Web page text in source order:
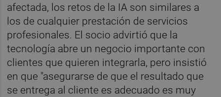
afectada, los retos de la IA son similares a
los de cualquier prestación de servicios
profesionales. El socio advirtió que la
tecnología abre un negocio importante con
clientes que quieren integrarla, pero insistió
en que "asegurarse de que el resultado que
se entrega al cliente es adecuado es muy